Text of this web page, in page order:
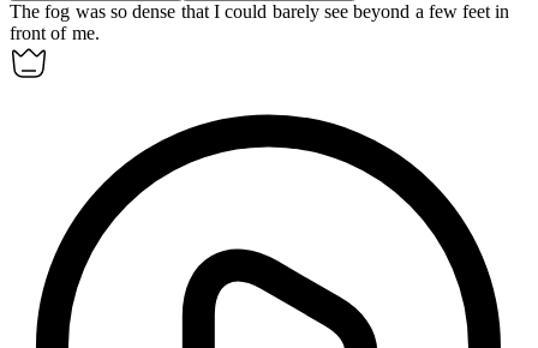
The fog was sodense that I could barely see beyond a few feet in
front of me.